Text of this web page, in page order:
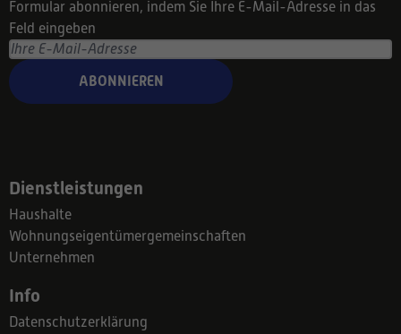
Formular abonnieren, indem Sie Ihre E-Mail-Adresse in das
Feld eingeben
ABONNIEREN
Dienstleistungen
Haushalte
Wohnungseigentümergemeinschaften
Unternehmen
Info
Datenschutzerklärung